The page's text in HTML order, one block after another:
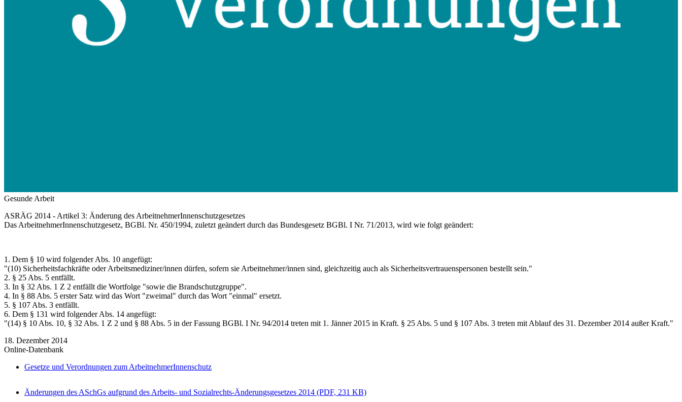
Gesunde Arbeit
ASRÄG 2014 - Artikel 3: Änderung des ArbeitnehmerInnenschutzgesetzes
Das ArbeitnehmerInnenschutzgesetz, BGBl. Nr. 450/1994, zuletzt geändert durch das Bundesgesetz BGBl. I Nr. 71/2013, wird wie folgt geändert:
1. Dem § 10 wird folgender Abs. 10 angefügt:
"(10) Sicherheitsfachkräfte oder Arbeitsmediziner/innen dürfen, sofern sie Arbeitnehmer/innen sind, gleichzeitig auch als Sicherheitsvertrauenspersonen bestellt sein."
2. § 25 Abs. 5 entfällt.
3. In § 32 Abs. 1 Z 2 entfällt die Wortfolge "sowie die Brandschutzgruppe".
4. In § 88 Abs. 5 erster Satz wird das Wort "zweimal" durch das Wort "einmal" ersetzt.
5. § 107 Abs. 3 entfällt.
6. Dem § 131 wird folgender Abs. 14 angefügt:
"(14) § 10 Abs. 10, § 32 Abs. 1 Z 2 und § 88 Abs. 5 in der Fassung BGBl. I Nr. 94/2014 treten mit 1. Jänner 2015 in Kraft. § 25 Abs. 5 und § 107 Abs. 3 treten mit Ablauf des 31. Dezember 2014 außer Kraft."
18. Dezember 2014
Online-Datenbank
Gesetze und Verordnungen zum ArbeitnehmerInnenschutz
Änderungen des ASchGs aufgrund des Arbeits- und Sozialrechts-Änderungsgesetzes 2014 (PDF, 231 KB)